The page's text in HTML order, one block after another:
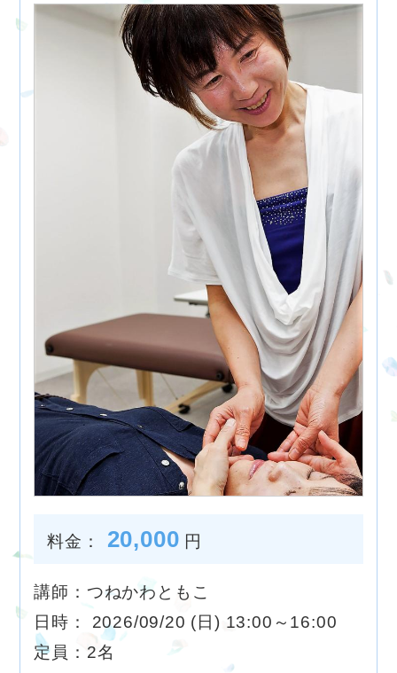
料金： 20,000 円
講師：つねかわともこ
日時： 2026/09/20 (日) 13:00～16:00
定員：2名